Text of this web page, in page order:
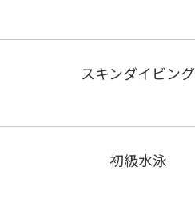
スキンダイビング
初級水泳